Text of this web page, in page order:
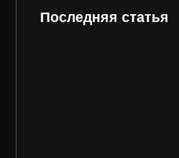
Последняя статья